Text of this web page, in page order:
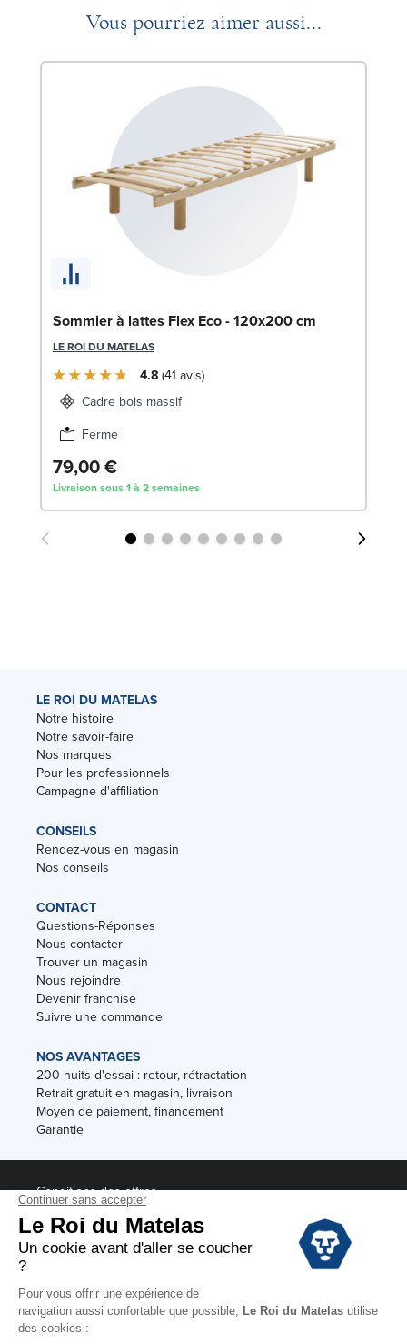
Vous pourriez aimer aussi...
Sommier à lattes Flex Eco - 120x200 cm
LE ROI DU MATELAS
4.8 41 avis
Cadre bois massif
Ferme
79,00 €
Livraison sous 1 à 2 semaines
LE ROI DU MATELAS
Notre histoire
Notre savoir-faire
Nos marques
Pour les professionnels
Campagne d'affiliation
CONSEILS
Rendez-vous en magasin
Nos conseils
CONTACT
Questions-Réponses
Nous contacter
Trouver un magasin
Nous rejoindre
Devenir franchisé
Suivre une commande
NOS AVANTAGES
200 nuits d'essai : retour, rétractation
Retrait gratuit en magasin, livraison
Moyen de paiement, financement
Garantie
Conditions des offres
Black Friday
Destockage
Soldes
Conditions Générales de vente magasin
Conditions Générales de vente internet
Mentions Légales